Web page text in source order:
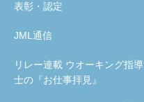
表彰・認定
JML通信
リレー連載 ウオーキング指導
士の『お仕事拝見』